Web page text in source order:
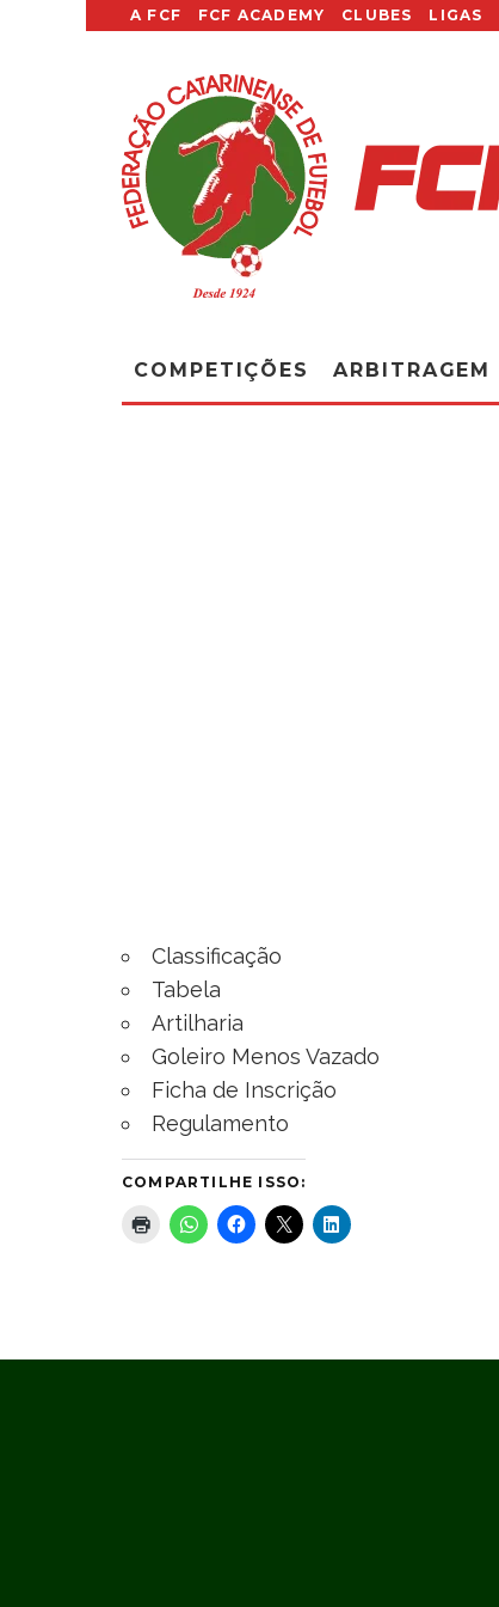
A FCF FCF ACADEMY CLUBES LIGAS
COMPETIÇÕES ARBITRAGEM
Classificação
Tabela
Artilharia
Goleiro Menos Vazado
Ficha de Inscrição
Regulamento
COMPARTILHE ISSO: